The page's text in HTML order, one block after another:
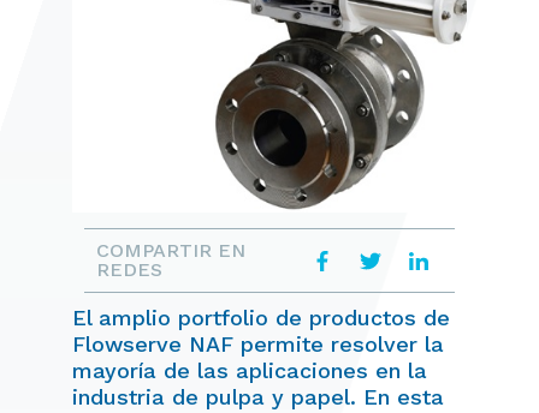
COMPARTIR EN
REDES
El amplio portfolio de productos de
Flowserve NAF permite resolver la
mayoría de las aplicaciones en la
industria de pulpa y papel. En esta